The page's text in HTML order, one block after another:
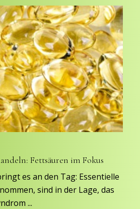
Fettsäuren im Fokus
es an den Tag: Essentielle
sind in der Lage, das
...